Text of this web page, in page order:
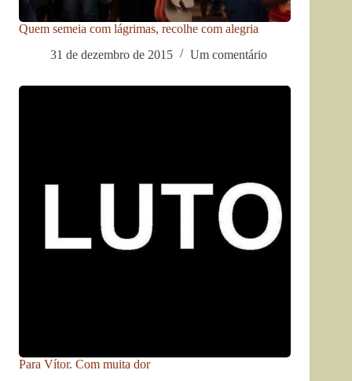
Quem semeia com lágrimas, recolhe com alegria
31 de dezembro de 2015
Um comentário
Para Vítor. Com muita dor